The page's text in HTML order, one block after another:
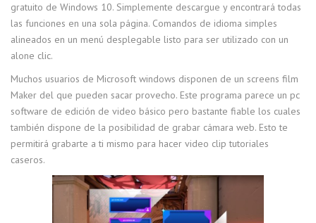
gratuito de Windows 10. Simplemente descargue y encontrará todas
las funciones en una sola página. Comandos de idioma simples
alineados en un menú desplegable listo para ser utilizado con un
alone clic.
Muchos usuarios de Microsoft windows disponen de un screens film
Maker del que pueden sacar provecho. Este programa parece un pc
software de edición de video básico pero bastante fiable los cuales
también dispone de la posibilidad de grabar cámara web. Esto te
permitirá grabarte a ti mismo para hacer video clip tutoriales
caseros.